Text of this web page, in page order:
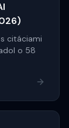
citáciami
o 58